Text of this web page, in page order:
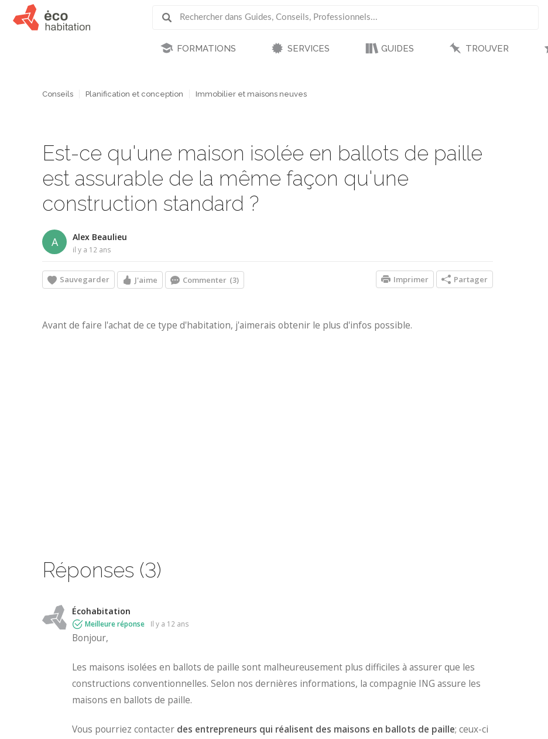
FORMATIONS SERVICES GUIDES TROUVER
Conseils Planification et conception Immobilier et maisons neuves
Est-ce qu'une maison isolée en ballots de paille
est assurable de la même façon qu'une
construction standard ?
A Alex Beaulieu
il y a 12 ans
Sauvegarder J'aime Commenter (3) Partager
Imprimer
Avant de faire l'achat de ce type d'habitation, j'aimerais obtenir le plus d'infos possible.
Réponses (3)
Écohabitation
Meilleure réponse il y a 12 ans
Bonjour,
Les maisons isolées en ballots de paille sont malheureusement plus difficiles à assurer que les
constructions conventionnelles. Selon nos dernières informations, la compagnie ING assure les
maisons en ballots de paille.
Vous pourriez contacter des entrepreneurs qui réalisent des maisons en ballots de paille; ceux-ci